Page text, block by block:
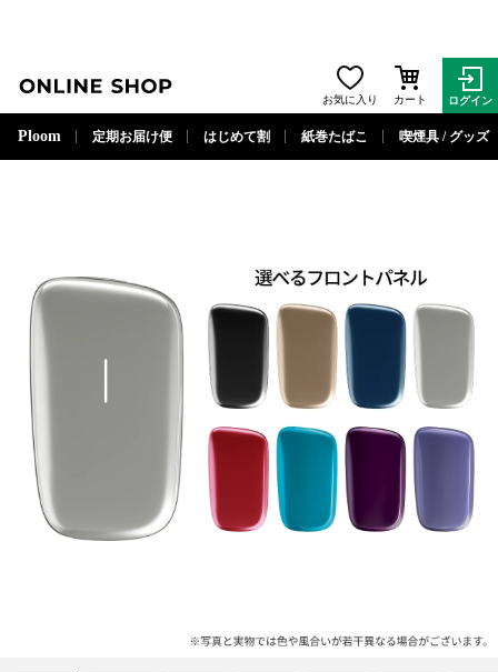
お気に入り カート ログイン
Ploom 定期お届け便 はじめて割 紙巻たばこ 喫煙具 / グッズ